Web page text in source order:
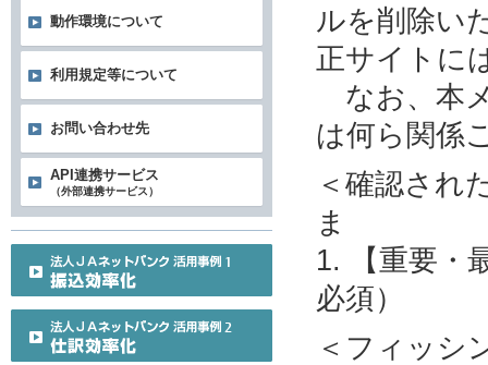
ルを削除い
正サイトに
なお、本
は何ら関係
＜確認され
ま
1. 【重要・
必須）
＜フィッシ
動作環境について
利用規定等について
お問い合わせ先
API連携サービス
（外部連携サービス）